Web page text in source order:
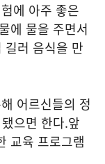
에 아주 좋은
에 물을 주면서
길러 음식을 만
어르신들의 정
으면 한다.앞
교육 프로그램